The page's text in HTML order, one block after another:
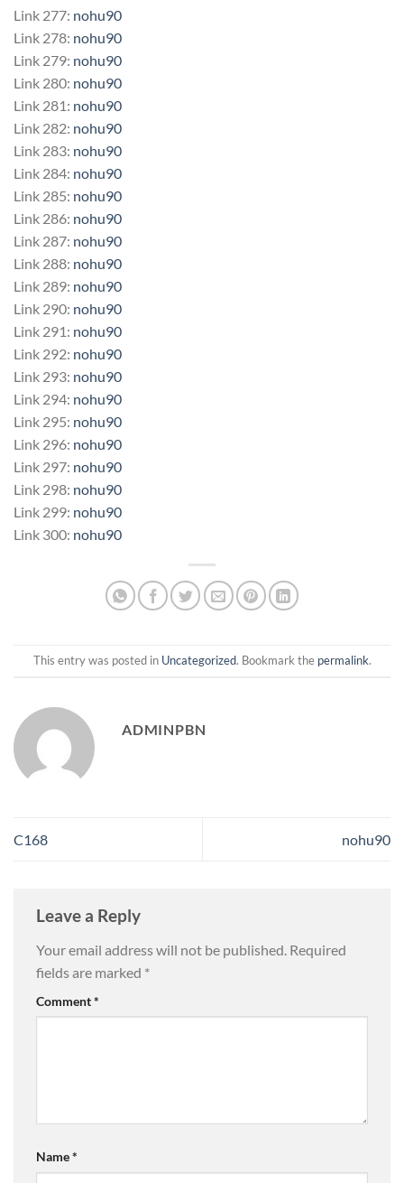
Link 277: nohu90
Link 278: nohu90
Link 279: nohu90
Link 280: nohu90
Link 281: nohu90
Link 282: nohu90
Link 283: nohu90
Link 284: nohu90
Link 285: nohu90
Link 286: nohu90
Link 287: nohu90
Link 288: nohu90
Link 289: nohu90
Link 290: nohu90
Link 291: nohu90
Link 292: nohu90
Link 293: nohu90
Link 294: nohu90
Link 295: nohu90
Link 296: nohu90
Link 297: nohu90
Link 298: nohu90
Link 299: nohu90
Link 300: nohu90
This entry was posted in Uncategorized. Bookmark the permalink.
ADMINPBN
C168 nohu90
Leave a Reply
Your email address will not be published. Required
fields are marked *
Comment*
Name*